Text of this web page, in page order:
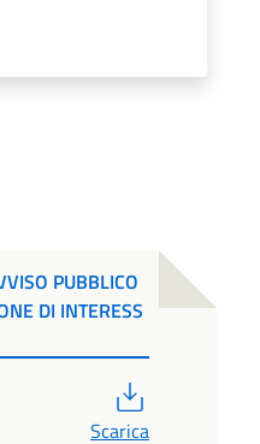
PUBBLICO
DI INTERESS
Scarica